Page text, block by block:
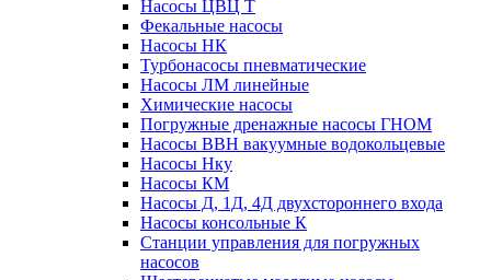
Насосы ЦВЦ Т
Фекальные насосы
Насосы НК
Турбонасосы пневматические
Насосы ЛМ линейные
Химические насосы
Погружные дренажные насосы ГНОМ
Насосы ВВН вакуумные водокольцевые
Насосы Нку
Насосы КМ
Насосы Д, 1Д, 4Д двухстороннего входа
Насосы консольные К
Станции управления для погружных
насосов